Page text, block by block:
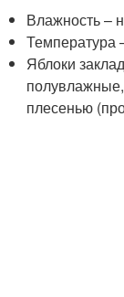
Влажность –
Температура
Яблоки
плесенью